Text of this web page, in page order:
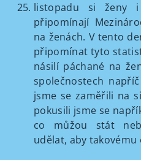
listopadu si ženy
připomínají
na ženách. V tento
připomínat tyto
násilí páchané na
společnostech
jsme se zaměřili na
pokusili jsme se
co můžou stát
udělat, aby